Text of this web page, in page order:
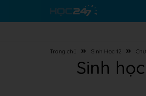
Trang chủ Sinh Học 12
Sinh